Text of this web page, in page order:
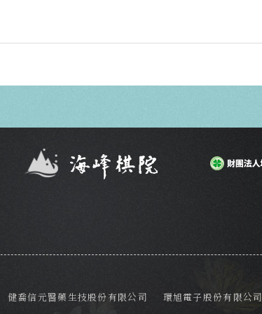
健喬信元醫藥生技股份有限公司 環旭電子股份有限公司